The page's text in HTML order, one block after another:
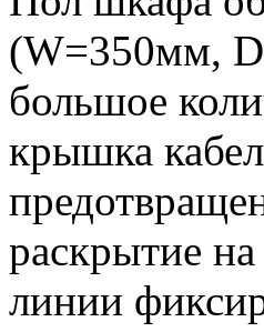
(W=350мм,
большое
крышка
раскрытие
линии